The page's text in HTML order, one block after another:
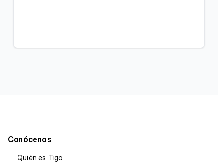
Conócenos
Quién es Tigo